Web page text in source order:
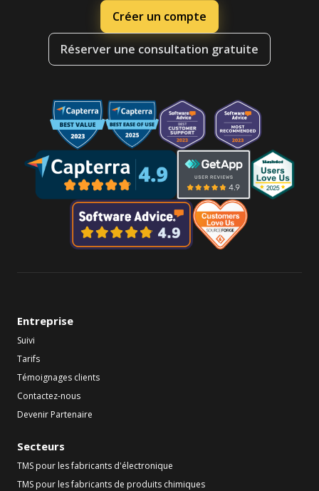
Créer un compte
Réserver une consultation gratuite
Entreprise
Suivi
Tarifs
Témoignages clients
Contactez-nous
Devenir Partenaire
Secteurs
TMS pour les fabricants d'électronique
TMS pour les fabricants de produits chimiques